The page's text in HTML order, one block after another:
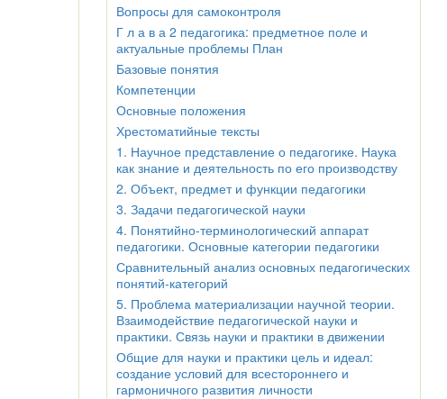
Вопросы для самоконтроля
Г л а в а 2 педагогика: предметное поле и
актуальные проблемы План
Базовые понятия
Компетенции
Основные положения
Хрестоматийные тексты
1. Научное представление о педагогике. Наука
как знание и деятельность по его производству
2. Объект, предмет и функции педагогики
3. Задачи педагогической науки
4. Понятийно-терминологический аппарат
педагогики. Основные категории педагогики
Сравнительный анализ основных педагогических
понятий-категорий
5. Проблема материализации научной теории.
Взаимодействие педагогической науки и
практики. Связь науки и практики в движении
Общие для науки и практики цель и идеал:
создание условий для всестороннего и
гармоничного развития личности